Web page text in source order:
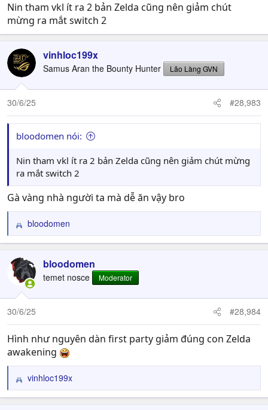
Nin tham vkl ít ra 2 bản Zelda cũng nên giảm chút
mừng ra mắt switch 2
vinhloc199x
Samus Aran the Bounty Hunter Lão Làng GVN
30/6/25 #28,983
bloodomen nói:
Nin tham vkl ít ra 2 bản Zelda cũng nên giảm chút mừng
ra mắt switch 2
Gà vàng nhà người ta mà dễ ăn vậy bro
R
e
c
t
o
n
bloodomen
bloodomen
temet nosce Moderator
30/6/25 #28,984
Hình như nguyên dàn first party giảm đúng con Zelda
awakening
R
e
vinhloc199x